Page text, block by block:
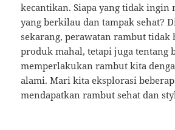
kecantikan. Siapa yang tidak
yang berkilau dan tampak sehat?
sekarang, perawatan rambut tidak
produk mahal, tetapi juga tentang
memperlakukan rambut kita
alami. Mari kita eksplorasi
mendapatkan rambut sehat dan